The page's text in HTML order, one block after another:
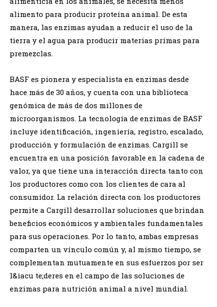
alimento para producir proteína animal. De esta
manera, las enzimas ayudan a reducir el uso de la
tierra y el agua para producir materias primas para
premezclas.
BASF es pionera y especialista en enzimas desde
hace más de 30 años, y cuenta con una biblioteca
genómica de más de dos millones de
microorganismos. La tecnología de enzimas de BASF
incluye identificación, ingeniería, registro, escalado,
producción y formulación de enzimas. Cargill se
encuentra en una posición favorable en la cadena de
valor, ya que tiene una interacción directa tanto con
los productores como con los clientes de cara al
consumidor. La relación directa con los productores
permite a Cargill desarrollar soluciones que brindan
beneficios económicos y ambientales fundamentales
para sus operaciones. Por lo tanto, ambas empresas
comparten un vínculo común y, al mismo tiempo, se
complementan mutuamente en sus esfuerzos por ser
l&iacu te;deres en el campo de las soluciones de
enzimas para nutrición animal a nivel mundial.